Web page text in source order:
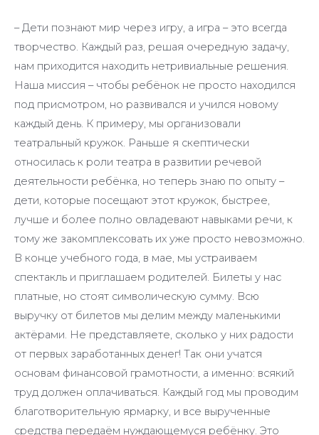
– Дети познают мир через игру, а игра – это всегда
творчество. Каждый раз, решая очередную задачу,
нам приходится находить нетривиальные решения.
Наша миссия – чтобы ребёнок не просто находился
под присмотром, но развивался и учился новому
каждый день. К примеру, мы организовали
театральный кружок. Раньше я скептически
относилась к роли театра в развитии речевой
деятельности ребёнка, но теперь знаю по опыту –
дети, которые посещают этот кружок, быстрее,
лучше и более полно овладевают навыками речи, к
тому же закомплексовать их уже просто невозможно.
В конце учебного года, в мае, мы устраиваем
спектакль и приглашаем родителей. Билеты у нас
платные, но стоят символическую сумму. Всю
выручку от билетов мы делим между маленькими
актёрами. Не представляете, сколько у них радости
от первых заработанных денег! Так они учатся
основам финансовой грамотности, а именно: всякий
труд должен оплачиваться. Каждый год мы проводим
благотворительную ярмарку, и все вырученные
средства передаём нуждающемуся ребёнку. Это